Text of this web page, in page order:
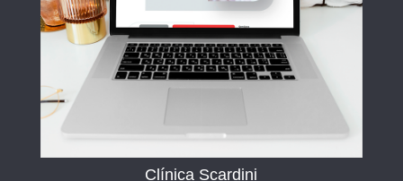
Clínica Scardini